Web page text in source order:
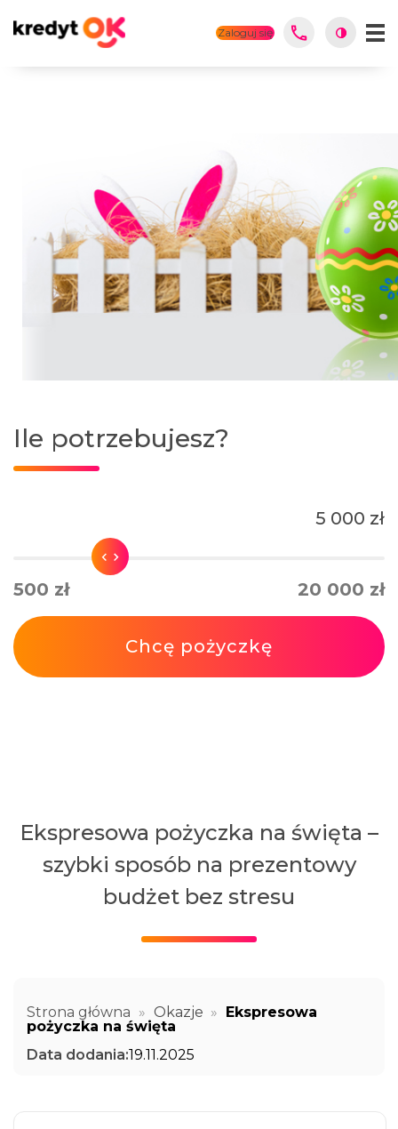
Zaloguj się
Ile potrzebujesz?
5 000 zł
500 zł 20 000 zł
Chcę pożyczkę
Ekspresowa pożyczka na święta –
szybki sposób na prezentowy
budżet bez stresu
Strona główna » Okazje » Ekspresowa
pożyczka na święta
Data dodania:19.11.2025